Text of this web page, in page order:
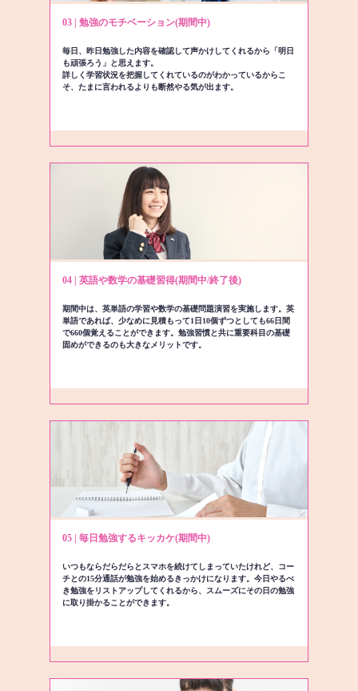
03 | 勉強のモチベーション(期間中)
毎日、昨日勉強した内容を確認して声かけしてくれるから「明日
も頑張ろう」と思えます。
詳しく学習状況を把握してくれているのがわかっているからこ
そ、たまに言われるよりも断然やる気が出ます。
04 | 英語や数学の基礎習得(期間中/終了後)
期間中は、英単語の学習や数学の基礎問題演習を実施します。英
単語であれば、少なめに見積もって1日10個ずつとしても66日間
で660個覚えることができます。勉強習慣と共に重要科目の基礎
固めができるのも大きなメリットです。
05 | 毎日勉強するキッカケ(期間中)
いつもならだらだらとスマホを続けてしまっていたけれど、コー
チとの15分通話が勉強を始めるきっかけになります。今日やるべ
き勉強をリストアップしてくれるから、スムーズにその日の勉強
に取り掛かることができます。